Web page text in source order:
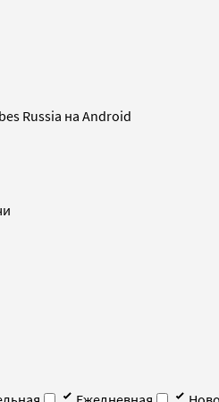
Russia на Android